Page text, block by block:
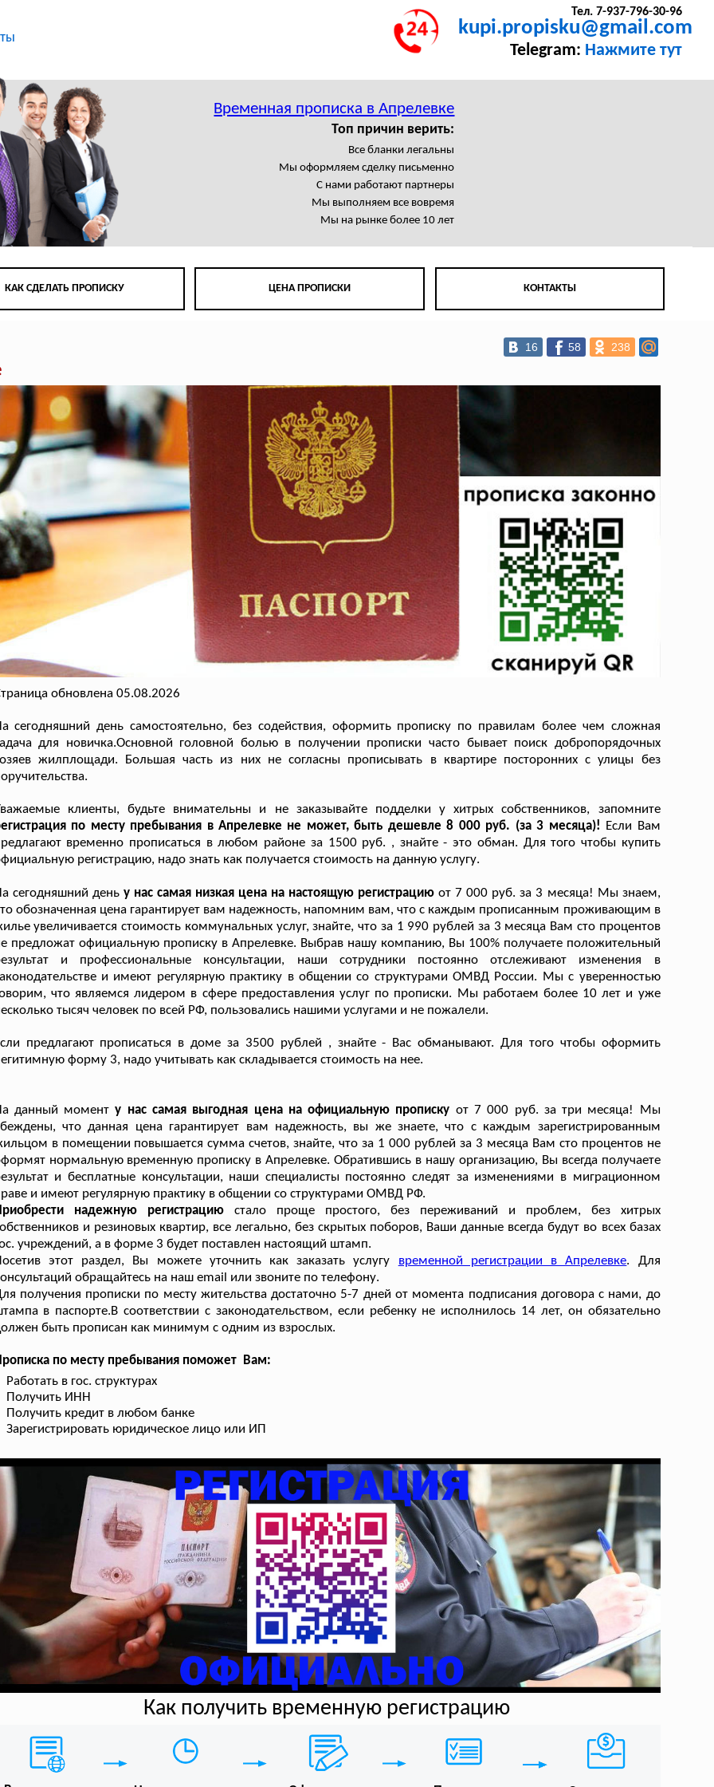
Тел. 7-937-796-30-96
kupi.propisku@gmail.com
Telegram: Нажмите тут
Временная прописка в Апрелевке
Топ причин верить:
Все бланки легальны
Мы оформляем сделку письменно
С нами работают партнеры
Мы выполняем все вовремя
Мы на рынке более 10 лет
КАК СДЕЛАТЬ ПРОПИСКУ ЦЕНА ПРОПИСКИ КОНТАКТЫ
16 58 238
обновлена 05.08.2026
сегодняшний день самостоятельно, без содействия, оформить прописку по правилам более чем сложная
для новичка.Основной головной болью в получении прописки часто бывает поиск добропорядочных
жилплощади. Большая часть из них не согласны прописывать в квартире посторонних с улицы без
клиенты, будьте внимательны и не заказывайте подделки у хитрых собственников, запомните
по месту пребывания в Апрелевке не может, быть дешевле 8 000 руб. (за 3 месяца)! Если Вам
временно прописаться в любом районе за 1500 руб. , знайте - это обман. Для того чтобы купить
регистрацию, надо знать как получается стоимость на данную услугу.
сегодняшний деньу нас самая низкая цена на настоящую регистрациюот 7 000 руб. за 3 месяца! Мы знаем,
обозначенная цена гарантирует вам надежность, напомним вам, что с каждым прописанным проживающим в
увеличивается стоимость коммунальных услуг, знайте, что за 1 990 рублей за 3 месяца Вам сто процентов
предложат официальную прописку в Апрелевке. Выбрав нашу компанию, Вы 100% получаете положительный
и профессиональные консультации, наши сотрудники постоянно отслеживают изменения в
и имеют регулярную практику в общении со структурами ОМВД России. Мы с уверенностью
что являемся лидером в сфере предоставления услуг по прописки. Мы работаем более 10 лет и уже
тысяч человек по всей РФ, пользовались нашими услугами и не пожалели.
предлагают прописаться в доме за 3500 рублей , знайте - Вас обманывают. Для того чтобы оформить
форму 3, надо учитывать как складывается стоимость на нее.
данный момент у нас самая выгодная цена на официальную прописку от 7 000 руб. за три месяца! Мы
что данная цена гарантирует вам надежность, вы же знаете, что с каждым зарегистрированным
в помещении повышается сумма счетов, знайте, что за 1 000 рублей за 3 месяца Вам сто процентов не
нормальную временную прописку в Апрелевке. Обратившись в нашу организацию, Вы всегда получаете
и бесплатные консультации, наши специалисты постоянно следят за изменениями в миграционном
и имеют регулярную практику в общении со структурами ОМВД РФ.
надежную регистрациюстало проще простого, без переживаний и проблем, без хитрых
и резиновых квартир, все легально, без скрытых поборов, Ваши данные всегда будут во всех базах
учреждений, а в форме 3 будет поставлен настоящий штамп.
этот раздел, Вы можете уточнить как заказать услугу временной регистрации в Апрелевке. Для
обращайтесь на наш email или звоните по телефону.
получения прописки по месту жительства достаточно 5-7 дней от момента подписания договора с нами, до
в паспорте.В соответствии с законодательством, если ребенку не исполнилось 14 лет, он обязательно
быть прописан как минимум с одним из взрослых.
по месту пребывания поможет Вам:
Работать в гос. структурах
Получить ИНН
Получить кредит в любом банке
Зарегистрировать юридическое лицо или ИП
Как получить временную регистрацию